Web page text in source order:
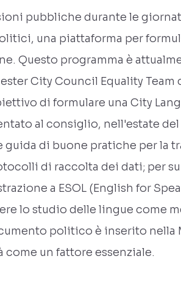
pubbliche durante le
una piattaforma per
Questo programma è
City Council Equality
di formulare una City
al consiglio, nell'estate
guida di buone pratiche per la
di raccolta dei dati; per
a ESOL (English for
lo studio delle lingue come
politico è inserito nella
un fattore essenziale.